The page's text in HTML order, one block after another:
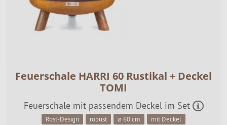
Feuerschale HARRI 60 Rustikal + Deckel
TOMI
Feuerschale mit passendem Deckel im Set
Rost-Design robust ⌀ 60 cm mit Deckel